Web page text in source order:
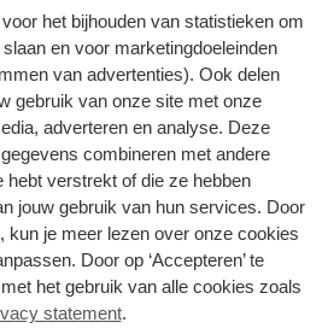
het bijhouden van statistieken om
en voor marketingdoeleinden
van advertenties). Ook delen
gebruik van onze site met onze
adverteren en analyse. Deze
combineren met andere
hebt verstrekt of die ze hebben
jouw gebruik van hun services. Door
kun je meer lezen over onze cookies
Door op ‘Accepteren’ te
het gebruik van alle cookies zoals
statement.
mijn gegevens enkel worden
voor de doeleinden van dit formulier.
niet aan derden ter beschikking gesteld.